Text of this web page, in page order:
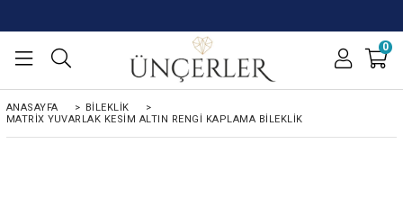
0
ANASAYFA > BİLEKLİK
>
MATRIX YUVARLAK KESIM ALTIN RENGI KAPLAMA BILEKLIK